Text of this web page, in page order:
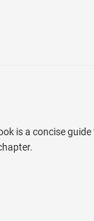
is a concise